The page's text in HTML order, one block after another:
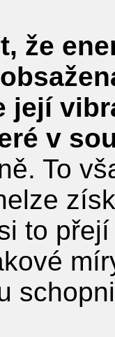
že
její
v
To
to